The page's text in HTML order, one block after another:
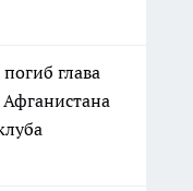
глава